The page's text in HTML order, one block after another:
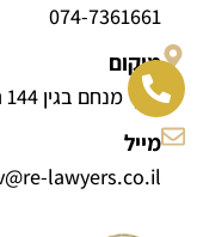
074-7361661
מיקום
דרך מנחם בגין 144 תל אביב (מגדל מידטאון, קומה 30)
מייל
lawyers.co.il